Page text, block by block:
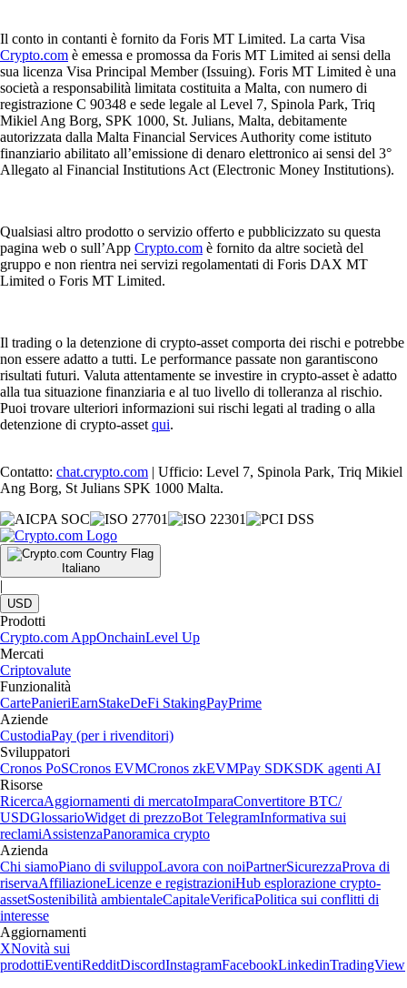
Il conto in contanti è fornito da Foris MT Limited. La carta Visa
Crypto.com è emessa e promossa da Foris MT Limited ai sensi della
sua licenza Visa Principal Member (Issuing). Foris MT Limited è una
società a responsabilità limitata costituita a Malta, con numero di
registrazione C 90348 e sede legale al Level 7, Spinola Park, Triq
Mikiel Ang Borg, SPK 1000, St. Julians, Malta, debitamente
autorizzata dalla Malta Financial Services Authority come istituto
finanziario abilitato all’emissione di denaro elettronico ai sensi del 3°
Allegato al Financial Institutions Act (Electronic Money Institutions).
Qualsiasi altro prodotto o servizio offerto e pubblicizzato su questa
pagina web o sull’App Crypto.com è fornito da altre società del
gruppo e non rientra nei servizi regolamentati di Foris DAX MT
Limited o Foris MT Limited.
Il trading o la detenzione di crypto-asset comporta dei rischi e potrebbe
non essere adatto a tutti. Le performance passate non garantiscono
risultati futuri. Valuta attentamente se investire in crypto-asset è adatto
alla tua situazione finanziaria e al tuo livello di tolleranza al rischio.
Puoi trovare ulteriori informazioni sui rischi legati al trading o alla
detenzione di crypto-asset qui.
Contatto: chat.crypto.com | Ufficio: Level 7, Spinola Park, Triq Mikiel
Ang Borg, St Julians SPK 1000 Malta.
Italiano
|
USD
Prodotti
Crypto.com AppOnchainLevel Up
Mercati
Criptovalute
Funzionalità
CartePanieriEarnStakeDeFi StakingPayPrime
Aziende
CustodiaPay (per i rivenditori)
Sviluppatori
Cronos PoSCronos EVMCronos zkEVMPay SDKSDK agenti AI
Risorse
RicercaAggiornamenti di mercatoImparaConvertitore BTC/
USDGlossarioWidget di prezzoBot TelegramInformativa sui
reclamiAssistenzaPanoramica crypto
Azienda
Chi siamoPiano di sviluppoLavora con noiPartnerSicurezzaProva di
riservaAffiliazioneLicenze e registrazioniHub esplorazione crypto-
assetSostenibilità ambientaleCapitaleVerificaPolitica sui conflitti di
interesse
Aggiornamenti
XNovità sui
prodottiEventiRedditDiscordInstagramFacebookLinkedinTradingView